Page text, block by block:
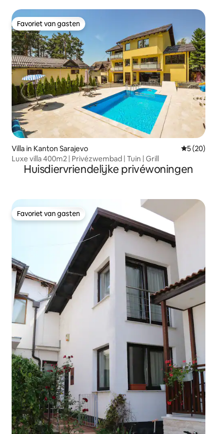
Favoriet van gasten
Favoriet van gasten
Villa in Kanton Sarajevo
5 (20)
Luxe villa 400m2 | Privézwembad | Tuin | Grill
Huisdiervriendelijke privéwoningen
Favoriet van gasten
Favoriet van gasten